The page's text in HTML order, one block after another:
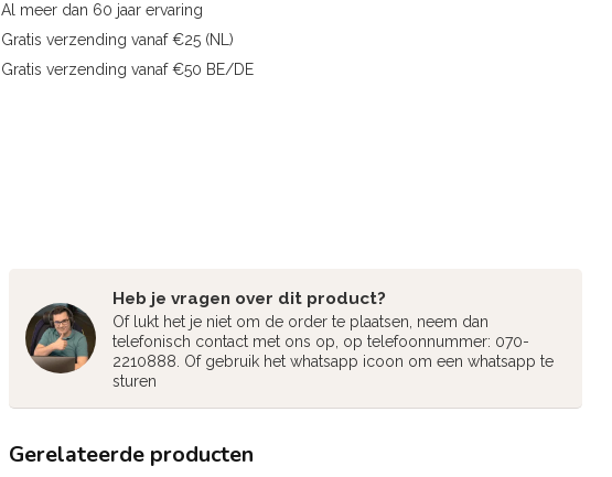
Al meer dan 60 jaar ervaring
Gratis verzending vanaf €25 (NL)
Gratis verzending vanaf €50 BE/DE
Heb je vragen over dit product?
Of lukt het je niet om de order te plaatsen, neem dan
telefonisch contact met ons op, op telefoonnummer: 070-
2210888. Of gebruik het whatsapp icoon om een whatsapp te
sturen
Gerelateerde producten